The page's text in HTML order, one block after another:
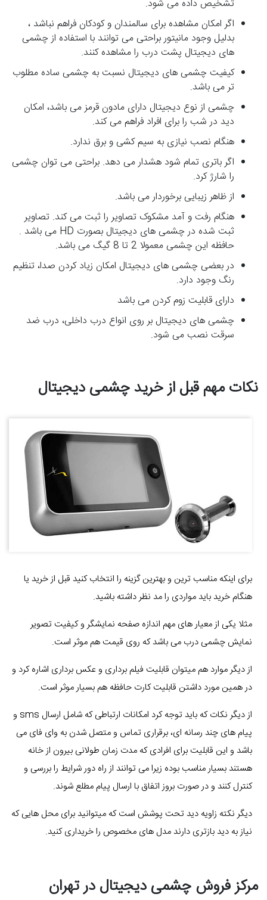
تشخیص داده می شود.
اگر امکان مشاهده برای سالمندان و کودکان فراهم نباشد ،
بدلیل وجود مانیتور براحتی می توانند با استفاده از چشمی
های دیجیتال پشت درب را مشاهده کنند.
کیفیت چشمی های دیجیتال نسبت به چشمی ساده مطلوب
تر می باشد.
چشمی از نوع دیجیتال دارای مادون قرمز می باشد، امکان
دید در شب را برای افراد فراهم می کند.
هنگام نصب نیازی به سیم کشی و برق ندارد.
اگر باتری تمام شود هشدار می دهد. براحتی می توان چشمی
را شارژ کرد.
از ظاهر زیبایی برخوردار می باشد.
هنگام رفت و آمد مشکوک تصاویر را ثبت می کند. تصاویر
ثبت شده در چشمی های دیجیتال بصورت HD می باشد .
حافظه این چشمی معمولا 2 تا 8 گیگ می باشد.
در بعضی چشمی های دیجیتال امکان زیاد کردن صدا، تنظیم
رنگ وجود دارد.
دارای قابلیت زوم کردن می باشد
چشمی های دیجیتال بر روی انواع درب داخلی، درب ضد
سرقت نصب می شود.
نکات مهم قبل از خرید چشمی دیجیتال
برای اینکه مناسب ترین و بهترین گزینه را انتخاب کنید قبل از خرید یا
هنگام خرید باید مواردی را مد نظر داشته باشید.
مثلا یکی از معیار های مهم اندازه صفحه نمایشگر و کیفیت تصویر
نمایش چشمی درب می باشد که روی قیمت هم موثر است.
از دیگر موارد هم میتوان قابلیت فیلم برداری و عکس برداری اشاره کرد و
در همین مورد داشتن قابلیت کارت حافظه هم بسیار موثر است.
از دیگر نکات که باید توجه کرد امکانات ارتباطی که شامل ارسال sms و
پیام های چند رسانه ای، برقراری تماس و متصل شدن به وای فای می
باشد و این قابلیت برای افرادی که مدت زمان طولانی بیرون از خانه
هستند بسیار مناسب بوده زیرا می توانند از راه دور شرایط را بررسی و
کنترل کنند و در صورت بروز اتفاق با ارسال پیام مطلع شوند.
دیگر نکته زاویه دید تحت پوشش است که میتوانید برای محل هایی که
نیاز به دید بازتری دارند مدل های مخصوص را خریداری کنید.
مرکز فروش چشمی دیجیتال در تهران